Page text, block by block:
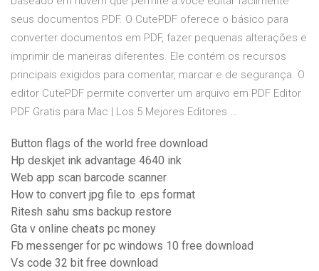
seus documentos PDF. O CutePDF oferece o básico para
converter documentos em PDF, fazer pequenas alterações e
imprimir de maneiras diferentes. Ele contém os recursos
principais exigidos para comentar, marcar e de segurança. O
editor CutePDF permite converter um arquivo em PDF Editor
PDF Gratis para Mac | Los 5 Mejores Editores …
Button flags of the world free download
Hp deskjet ink advantage 4640 ink
Web app scan barcode scanner
How to convert jpg file to .eps format
Ritesh sahu sms backup restore
Gta v online cheats pc money
Fb messenger for pc windows 10 free download
Vs code 32 bit free download